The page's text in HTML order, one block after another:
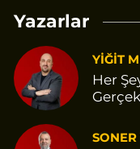
Yazarlar
YİĞİT
Her
SONER